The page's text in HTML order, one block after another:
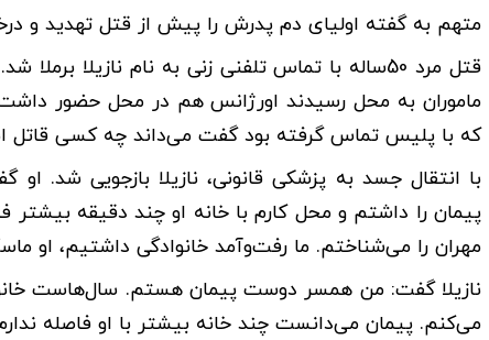
متهم به گفته اولیای دم پدرش را پیش از قتل تهدید و
قتل مرد 50ساله با تماس تلفنی زنی به نام
ماموران به محل رسیدند اورژانس هم در محل حضور
که با پلیس تماس گرفته بود گفت می‌داند چه کسی قاتل
با انتقال جسد به پزشکی قانونی، نازیلا بازجویی
پیمان را داشتم و محل کارم با خانه او چند دقیقه
مهران را می‌شناختم. ما رفت‌وآمد خانوادگی داشتیم، او
نازیلا گفت: من همسر دوست پیمان هستم. سال‌هاست
می‌کنم. پیمان می‌دانست چند خانه بیشتر با او فاصله